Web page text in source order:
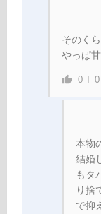
そのく
やっぱ
0 0
本物
結婚
もタ
り捨
で抑